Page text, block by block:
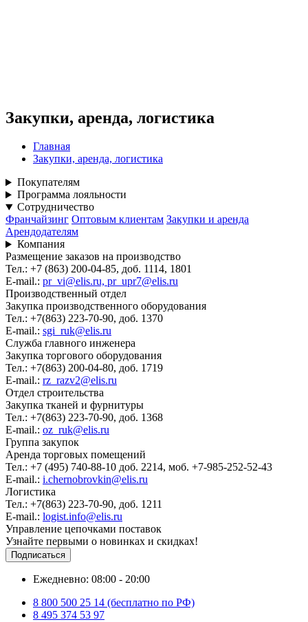
Закупки, аренда, логистика
Главная
Закупки, аренда, логистика
Покупателям
Программа лояльности
Сотрудничество
Франчайзинг Оптовым клиентам Закупки и аренда
Арендодателям
Компания
Размещение заказов на производство
Тел.: +7 (863) 200-04-85, доб. 1114, 1801
E-mail.: pr_vi@elis.ru, pr_upr7@elis.ru
Производственный отдел
Закупка производственного оборудования
Тел.: +7(863) 223-70-90, доб. 1370
E-mail.: sgi_ruk@elis.ru
Служба главного инженера
Закупка торгового оборудования
Тел.: +7(863) 200-04-80, доб. 1719
E-mail.: rz_razv2@elis.ru
Отдел строительства
Закупка тканей и фурнитуры
Тел.: +7(863) 223-70-90, доб. 1368
E-mail.: oz_ruk@elis.ru
Группа закупок
Аренда торговых помещений
Тел.: +7 (495) 740-88-10 доб. 2214, моб. +7-985-252-52-43
E-mail.: i.chernobrovkin@elis.ru
Логистика
Тел.: +7(863) 223-70-90, доб. 1211
E-mail.: logist.info@elis.ru
Управление цепочками поставок
Узнайте первыми о новинках и скидках!
Подписаться
Ежедневно: 08:00 - 20:00
8 800 500 25 14 (бесплатно по РФ)
8 495 374 53 97